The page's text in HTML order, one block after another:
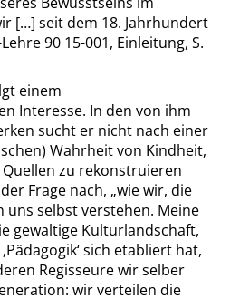
[…] seit dem 18. Jahrhundert
90 15-001, Einleitung, S.
einem
Interesse. In den von ihm
sucht er nicht nach einer
Wahrheit von Kindheit,
zu rekonstruieren
Frage nach, „wie wir, die
uns selbst verstehen. Meine
gewaltige Kulturlandschaft,
‚Pädagogik‘sich etabliert hat,
Regisseure wir selber
wir verteilen die